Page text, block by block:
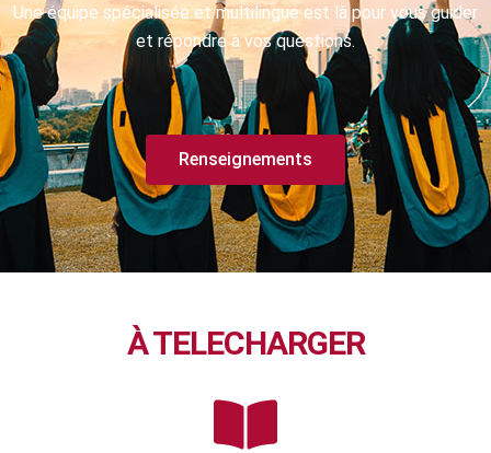
Une équipe spécialisée et multilingue est là pour vous guider
et répondre à vos questions.
Renseignements
À TELECHARGER